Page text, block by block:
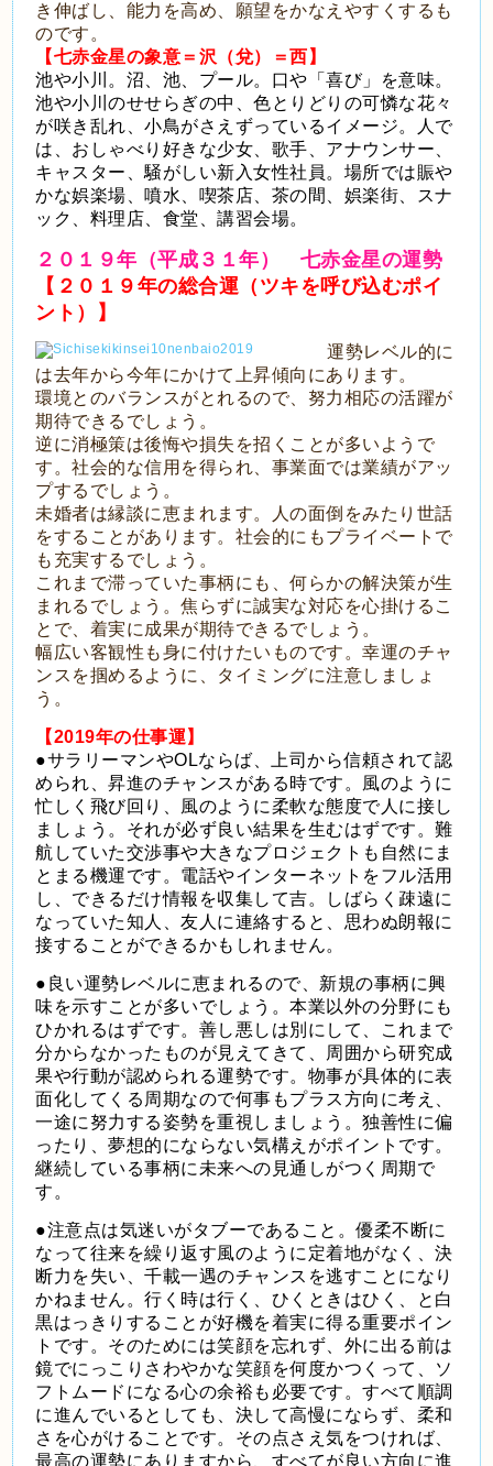
き伸ばし、能力を高め、願望をかなえやすくするも
のです。
【七赤金星の象意＝沢（兌）＝西】
池や小川。沼、池、プール。口や「喜び」を意味。
池や小川のせせらぎの中、色とりどりの可憐な花々
が咲き乱れ、小鳥がさえずっているイメージ。人で
は、おしゃべり好きな少女、歌手、アナウンサー、
キャスター、騒がしい新入女性社員。場所では賑や
かな娯楽場、噴水、喫茶店、茶の間、娯楽街、スナ
ック、料理店、食堂、講習会場。
２ ０１９年（平成３１年） 七赤金星の運勢
【２０１９年の総合運（ツキを呼び込むポイ
ント）】
運勢レベル的に
は去年から今年にかけて上昇傾向にあります。
環境とのバランスがとれるので、努力相応の活躍が
期待できるでしょう。
逆に消極策は後悔や損失を招くことが多いようで
す。社会的な信用を得られ、事業面では業績がアッ
プするでしょう。
未婚者は縁談に恵まれます。人の面倒をみたり世話
をすることがあります。社会的にもプライベートで
も充実するでしょう。
これまで滞っていた事柄にも、何らかの解決策が生
まれるでしょう。焦らずに誠実な対応を心掛けるこ
とで、着実に成果が期待できるでしょう。
幅広い客観性も身に付けたいものです。幸運のチャ
ンスを掴めるように、タイミングに注意しましょ
う。
【2019年の仕事運】
●サラリーマンやOLならば、上司から信頼されて認
められ、昇進のチャンスがある時です。風のように
忙しく飛び回り、風のように柔軟な態度で人に接し
ましょう。それが必ず良い結果を生むはずです。難
航していた交渉事や大きなプロジェクトも自然にま
とまる機運です。電話やインターネットをフル活用
し、できるだけ情報を収集して吉。しばらく疎遠に
なっていた知人、友人に連絡すると、思わぬ朗報に
接することができるかもしれません。
●良い運勢レベルに恵まれるので、新規の事柄に興
味を示すことが多いでしょう。本業以外の分野にも
ひかれるはずです。善し悪しは別にして、これまで
分からなかったものが見えてきて、周囲から研究成
果や行動が認められる運勢です。物事が具体的に表
面化してくる周期なので何事もプラス方向に考え、
一途に努力する姿勢を重視しましょう。独善性に偏
ったり、夢想的にならない気構えがポイントです。
継続している事柄に未来への見通しがつく周期で
す。
●注意点は気迷いがタブーであること。優柔不断に
なって往来を繰り返す風のように定着地がなく、決
断力を失い、千載一遇のチャンスを逃すことになり
かねません。行く時は行く、ひくときはひく、と白
黒はっきりすることが好機を着実に得る重要ポイン
トです。そのためには笑顔を忘れず、外に出る前は
鏡でにっこりさわやかな笑顔を何度かつくって、ソ
フトムードになる心の余裕も必要です。すべて順調
に進んでいるとしても、決して高慢にならず、柔和
さを心がけることです。その点さえ気をつければ、
最高の運勢にありますから、すべてが良い方向に進